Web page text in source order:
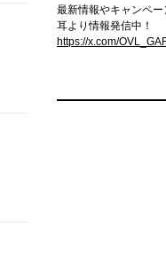
最新情報やキャンペ
耳より情報発信中！
https://x.com/